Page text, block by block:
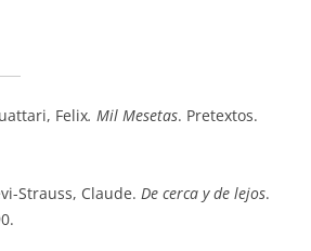
Felix. Mil Mesetas. Pretextos.
Strauss, Claude. De cerca y de lejos.